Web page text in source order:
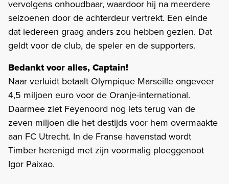
vervolgens onhoudbaar, waardoor hij na meerdere
seizoenen door de achterdeur vertrekt. Een einde
dat iedereen graag anders zou hebben gezien. Dat
geldt voor de club, de speler en de supporters.
Bedankt voor alles, Captain!
Naar verluidt betaalt Olympique Marseille ongeveer
4,5 miljoen euro voor de Oranje-international.
Daarmee ziet Feyenoord nog iets terug van de
zeven miljoen die het destijds voor hem overmaakte
aan FC Utrecht. In de Franse havenstad wordt
Timber herenigd met zijn voormalig ploeggenoot
Igor Paixao.